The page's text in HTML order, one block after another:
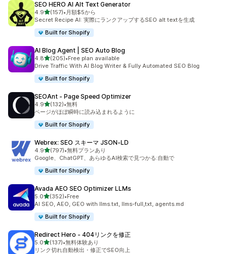
SEO HERO AI Alt Text Generator
4.95つ星中
(157)
合計レビュー数：157件
• 月額$5から
Secret Recipe AI: 実際にランクアップするSEO alt textを生成
Built for Shopify
AI Blog Agent | SEO Auto Blog
4.85つ星中
(205)
合計レビュー数：205件
•Free plan available
Drive Traffic With AI Blog Writer & Fully Automated SEO Blog
Built for Shopify
SEOAnt ‑ Page Speed Optimizer
4.95つ星中
(132)
合計レビュー数：132件
•無料
ページがほぼ瞬時に読み込まれるように
Built for Shopify
Webrex: SEO スキーマ JSON‑LD
4.95つ星中
(797)
合計レビュー数：797件
•無料プランあり
Google、ChatGPT、あらゆるAI検索で見つかる:自動で
Built for Shopify
Avada AEO SEO Optimizer LLMs
5.05つ星中
(352)
合計レビュー数：352件
•Free
AI SEO, AEO, GEO with llms.txt, llms-full,txt, agents.md
Built for Shopify
Redirect Hero ‑ 404リンクを修正
5.05つ星中
(137)
合計レビュー数：137件
•無料体験あり
リンク切れ自動検出・修正でSEO向上